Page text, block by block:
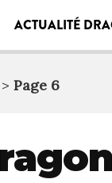
ACTUALITÉ
> Page 6